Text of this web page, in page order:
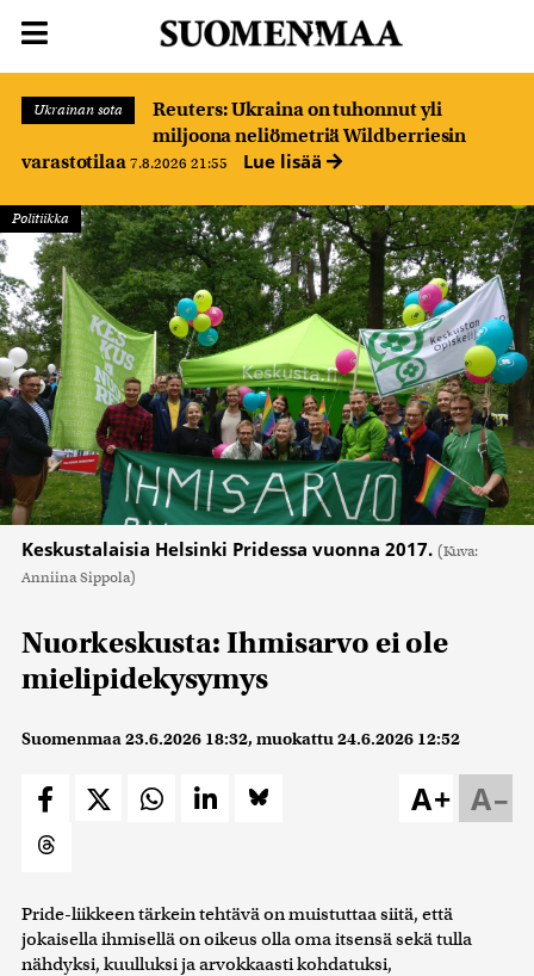
Ukrainan sota
Reuters: Ukraina on tuhonnut yli
miljoona neliömetriä Wildberriesin
varastotilaa 7.8.2026 21:55 Lue lisää
Politiikka
Keskustalaisia Helsinki Pridessa vuonna 2017. (Kuva:
Anniina Sippola)
Nuorkeskusta: Ihmisarvo ei ole
mielipidekysymys
Suomenmaa23.6.2026 18:32, muokattu24.6.2026 12:52
A–
A+
Pride-liikkeen tärkein tehtävä on muistuttaa siitä, että
jokaisella ihmisellä on oikeus olla oma itsensä sekä tulla
nähdyksi, kuulluksi ja arvokkaasti kohdatuksi,